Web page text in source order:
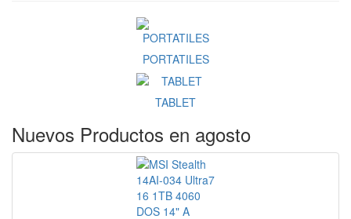
PORTATILES
TABLET
Nuevos Productos en agosto